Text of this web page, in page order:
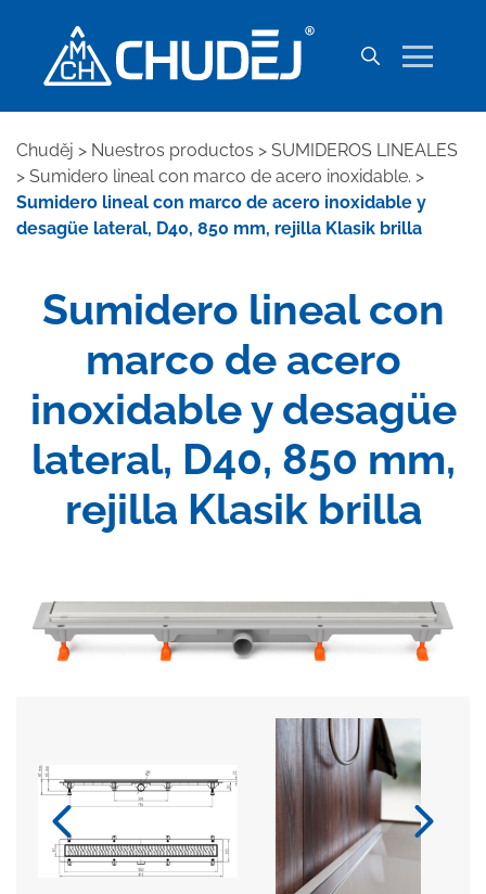
Chuděj > Nuestros productos > SUMIDEROS LINEALES
> Sumidero lineal con marco de acero inoxidable. >
Sumidero lineal con marco de acero inoxidable y
desagüe lateral, D40, 850 mm, rejilla Klasik brilla
Sumidero lineal con
marco de acero
inoxidable y desagüe
lateral, D40, 850 mm,
rejilla Klasik brilla